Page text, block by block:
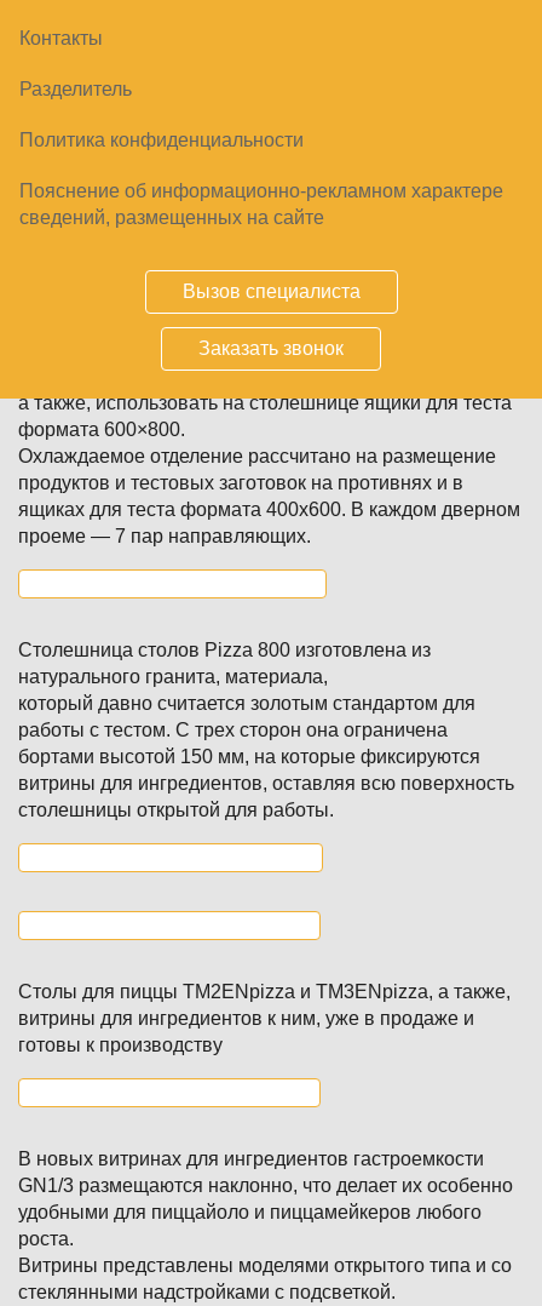
Контакты
Разделитель
Политика конфиденциальности
Пояснение об информационно-рекламном характере
сведений, размещенных на сайте
Вызов специалиста
Заказать звонок
специализированного холодильного оборудования
итальянской кухни и пиццерий – столов для пиццы
глубиной 800 мм и витрин для ингредиентов к ним.
Представляем вам трехдверные холодильные столы
для пиццы габаритной глубины 800 мм и витрины для
ингредиентов, разработанные специально для столов
Глубина столов 800 мм идеальна для пиццерий и
позволяет работать с основами пиццы любого размера,
а также, использовать на столешнице ящики для теста
формата 600×800.
Охлаждаемое отделение рассчитано на размещение
продуктов и тестовых заготовок на противнях и в
ящиках для теста формата 400х600. В каждом дверном
проеме — 7 пар направляющих.
Столешница столов Pizza 800 изготовлена из
натурального гранита, материала,
который давно считается золотым стандартом для
работы с тестом. С трех сторон она ограничена
бортами высотой 150 мм, на которые фиксируются
витрины для ингредиентов, оставляя всю поверхность
столешницы открытой для работы.
Столы для пиццы TM2ENpizza и TM3ENpizza, а также,
витрины для ингредиентов к ним, уже в продаже и
готовы к производству
В новых витринах для ингредиентов гастроемкости
GN1/3 размещаются наклонно, что делает их особенно
удобными для пиццайоло и пиццамейкеров любого
роста.
Витрины представлены моделями открытого типа и со
стеклянными надстройками с подсветкой.